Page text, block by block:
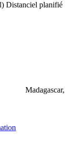
Distanciel planifié
Madagascar,